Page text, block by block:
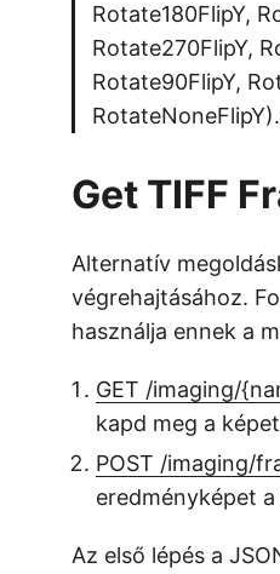
Rotate180FlipY,
Rotate270FlipY,
Rotate90FlipY,
Get TIFF
Alternatív
végrehajtásához.
használja ennek a
GET /imaging/
kapd meg a
POST /imaging/
eredményképet
Az első lépés a